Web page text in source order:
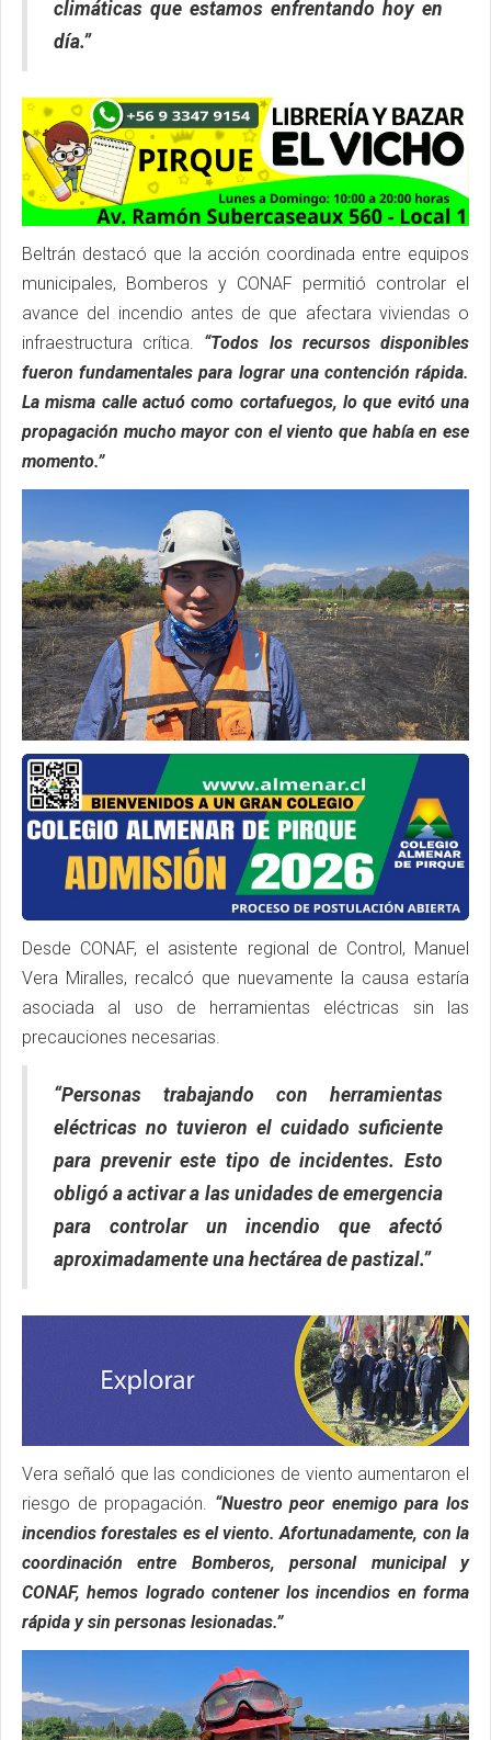
climáticas que estamos enfrentando hoy en
día.”
Beltrán destacó que la acción coordinada entre equipos
municipales, Bomberos y CONAF permitió controlar el
avance del incendio antes de que afectara viviendas o
infraestructura crítica. “Todos los recursos disponibles
fueron fundamentales para lograr una contención rápida.
La misma calle actuó como cortafuegos, lo que evitó una
propagación mucho mayor con el viento que había en ese
momento.”
Desde CONAF, el asistente regional de Control, Manuel
Vera Miralles, recalcó que nuevamente la causa estaría
asociada al uso de herramientas eléctricas sin las
precauciones necesarias.
“Personas trabajando con herramientas
eléctricas no tuvieron el cuidado suficiente
para prevenir este tipo de incidentes. Esto
obligó a activar a las unidades de emergencia
para controlar un incendio que afectó
aproximadamente una hectárea de pastizal.”
Vera señaló que las condiciones de viento aumentaron el
riesgo de propagación. “Nuestro peor enemigo para los
incendios forestales es el viento. Afortunadamente, con la
coordinación entre Bomberos, personal municipal y
CONAF, hemos logrado contener los incendios en forma
rápida y sin personas lesionadas.”